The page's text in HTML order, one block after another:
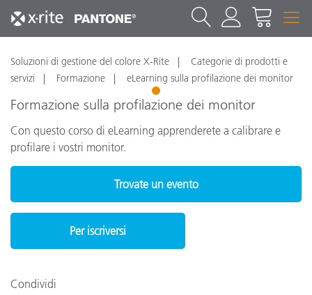
Soluzioni di gestione del colore X-Rite
Categorie di prodotti e
servizi
Formazione eLearning sulla profilazione dei monitor
1
Formazione sulla profilazione dei monitor
Con questo corso di eLearning apprenderete a calibrare e
profilare i vostri monitor.
Trovate un evento
Per iscriversi
Condividi